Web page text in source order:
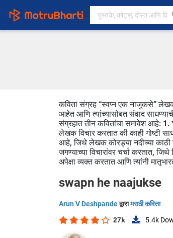
कविता संग्रह “स्वप्न एक नाजुकसे”
आहेत आणि त्यांच्यासोबत संवाद
संग्रहात तीन कवितांचा समावेश आहे:
लेखक विचार करतात की काही गोष्टी
आहे, जिथे लेखक कोरड्या नदीच्या काठी
जगण्याच्या विचारांवर चर्चा करतात,
अपेक्षा व्यक्त करतात आणि त्यांनी
swapn he naajukse
Arun V Deshpandeद्वारामराठी कविता
27k 5.4k